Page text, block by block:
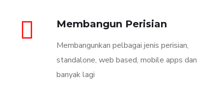
Membangun Perisian
Membangunkan pelbagai jenis perisian,
standalone, web based, mobile apps dan
banyak lagi